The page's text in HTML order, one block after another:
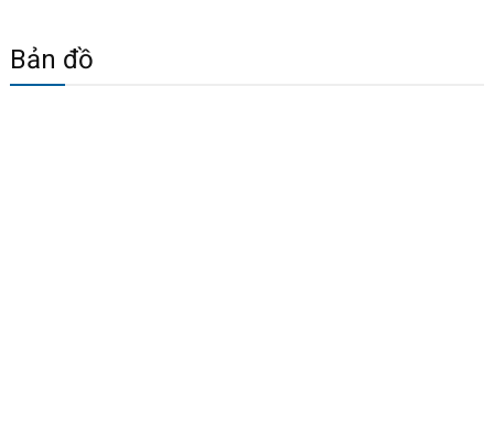
Bản đồ